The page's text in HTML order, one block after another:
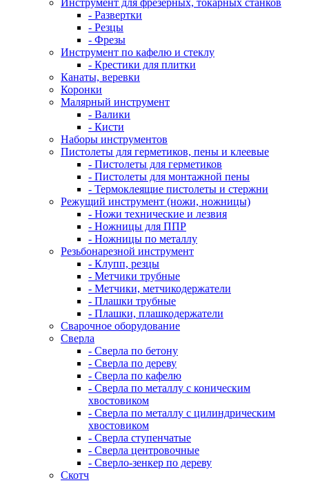
Инструмент для фрезерных, токарных станков
- Развертки
- Резцы
- Фрезы
Инструмент по кафелю и стеклу
- Крестики для плитки
Канаты, веревки
Коронки
Малярный инструмент
- Валики
- Кисти
Наборы инструментов
Пистолеты для герметиков, пены и клеевые
- Пистолеты для герметиков
- Пистолеты для монтажной пены
- Термоклеящие пистолеты и стержни
Режущий инструмент (ножи, ножницы)
- Ножи технические и лезвия
- Ножницы для ППР
- Ножницы по металлу
Резьбонарезной инструмент
- Клупп, резцы
- Метчики трубные
- Метчики, метчикодержатели
- Плашки трубные
- Плашки, плашкодержатели
Сварочное оборудование
Сверла
- Сверла по бетону
- Сверла по дереву
- Сверла по кафелю
- Сверла по металлу с коническим
хвостовиком
- Сверла по металлу с цилиндрическим
хвостовиком
- Сверла ступенчатые
- Сверла центровочные
- Сверло-зенкер по дереву
Скотч